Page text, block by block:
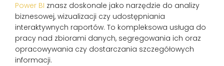
Power BI znasz doskonale jako narzędzie do analizy
biznesowej, wizualizacji czy udostępniania
interaktywnych raportów. To kompleksowa usługa do
pracy nad zbiorami danych, segregowania ich oraz
opracowywania czy dostarczania szczegółowych
informacji.